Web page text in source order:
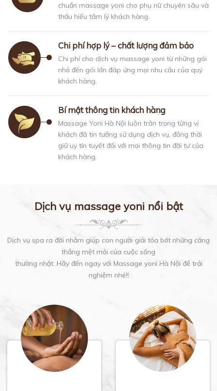
chuẩn massage yoni cho phụ nữ chuyên sâu và
thấu hiểu tâm lý khách hàng.
Chi phí hợp lý – chất lượng đảm bảo
Chi phí cho dịch vụ massage yoni từ những gói
nhỏ đến gói lớn đáp ứng mọi nhu cầu của quý
khách hàng.
Bí mật thông tin khách hàng
Massage Yoni Hà Nội luôn trân trọng từng vị
khách đã tin tưởng sử dụng dịch vụ, đồng thời
giữ uy tín tuyết đối với mọi thông tin đời tư của
khách hàng.
Dịch vụ massage yoni nổi bật
Dịch vụ spa ra đời nhằm giúp con người giải tỏa bớt những căng
thẳng mệt mỏi của cuộc sống
thường nhật. Hãy đến ngay với Massage yoni Hà Nội để trải
nghiệm nhé!!